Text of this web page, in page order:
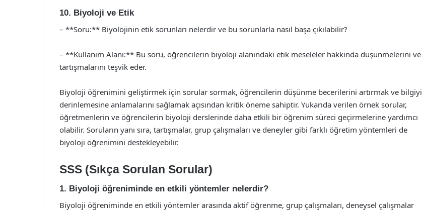
10. Biyoloji ve Etik
– **Soru:** Biyolojinin etik sorunları nelerdir ve bu sorunlarla nasıl başa çıkılabilir?
– **Kullanım Alanı:** Bu soru, öğrencilerin biyoloji alanındaki etik meseleler hakkında düşünmelerini ve
tartışmalarını teşvik eder.
Biyoloji öğrenimini geliştirmek için sorular sormak, öğrencilerin düşünme becerilerini artırmak ve bilgiyi
derinlemesine anlamalarını sağlamak açısından kritik öneme sahiptir. Yukarıda verilen örnek sorular,
öğretmenlerin ve öğrencilerin biyoloji derslerinde daha etkili bir öğrenim süreci geçirmelerine yardımcı
olabilir. Soruların yanı sıra, tartışmalar, grup çalışmaları ve deneyler gibi farklı öğretim yöntemleri de
biyoloji öğrenimini destekleyebilir.
SSS (Sıkça Sorulan Sorular)
1. Biyoloji öğreniminde en etkili yöntemler nelerdir?
Biyoloji öğreniminde en etkili yöntemler arasında aktif öğrenme, grup çalışmaları, deneysel çalışmalar